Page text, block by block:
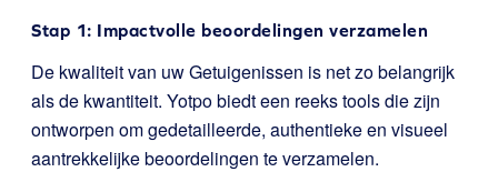
Stap 1: Impactvolle beoordelingen verzamelen
De kwaliteit van uw Getuigenissen is net zo belangrijk
als de kwantiteit. Yotpo biedt een reeks tools die zijn
ontworpen om gedetailleerde, authentieke en visueel
aantrekkelijke beoordelingen te verzamelen.